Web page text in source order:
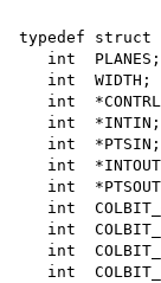
typedef struct
int
int  WIDTH;
int
int
int
int
int
int
int
int
int